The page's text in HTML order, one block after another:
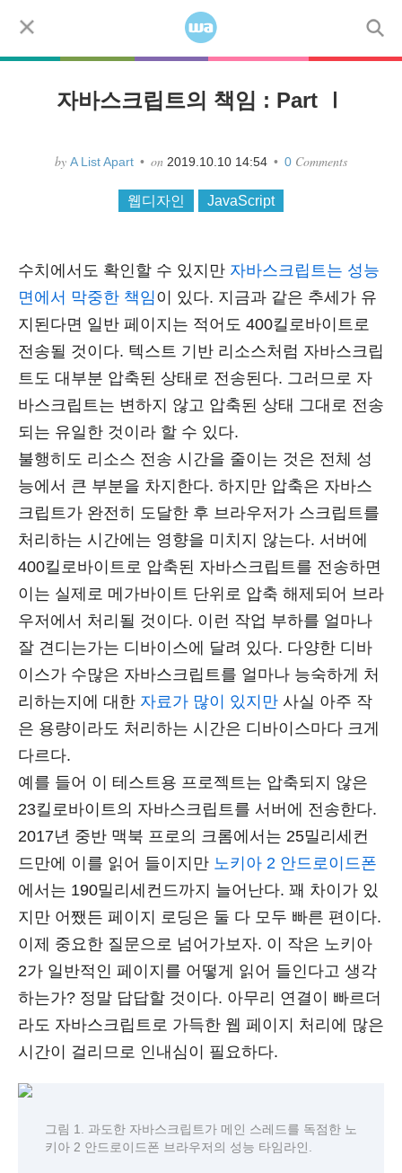
Menu
코드 디자인 워드프레스
자바스크립트의 책임 : Part Ⅰ
by A List Apart • on 2019.10.10 14:54 • 0 Comments
웹디자인 JavaScript
수치에서도 확인할 수 있지만 자바스크립트는 성능
면에서 막중한 책임이 있다. 지금과 같은 추세가 유
지된다면 일반 페이지는 적어도 400킬로바이트로
전송될 것이다. 텍스트 기반 리소스처럼 자바스크립
트도 대부분 압축된 상태로 전송된다. 그러므로 자
바스크립트는 변하지 않고 압축된 상태 그대로 전송
되는 유일한 것이라 할 수 있다.
불행히도 리소스 전송 시간을 줄이는 것은 전체 성
능에서 큰 부분을 차지한다. 하지만 압축은 자바스
크립트가 완전히 도달한 후 브라우저가 스크립트를
처리하는 시간에는 영향을 미치지 않는다. 서버에
400킬로바이트로 압축된 자바스크립트를 전송하면
이는 실제로 메가바이트 단위로 압축 해제되어 브라
우저에서 처리될 것이다. 이런 작업 부하를 얼마나
잘 견디는가는 디바이스에 달려 있다. 다양한 디바
이스가 수많은 자바스크립트를 얼마나 능숙하게 처
리하는지에 대한 자료가 많이 있지만 사실 아주 작
은 용량이라도 처리하는 시간은 디바이스마다 크게
다르다.
예를 들어 이 테스트용 프로젝트는 압축되지 않은
23킬로바이트의 자바스크립트를 서버에 전송한다.
2017년 중반 맥북 프로의 크롬에서는 25밀리세컨
드만에 이를 읽어 들이지만 노키아 2 안드로이드폰
에서는 190밀리세컨드까지 늘어난다. 꽤 차이가 있
지만 어쨌든 페이지 로딩은 둘 다 모두 빠른 편이다.
이제 중요한 질문으로 넘어가보자. 이 작은 노키아
2가 일반적인 페이지를 어떻게 읽어 들인다고 생각
하는가? 정말 답답할 것이다. 아무리 연결이 빠르더
라도 자바스크립트로 가득한 웹 페이지 처리에 많은
시간이 걸리므로 인내심이 필요하다.
그림 1. 과도한 자바스크립트가 메인 스레드를 독점한 노
키아 2 안드로이드폰 브라우저의 성능 타임라인.